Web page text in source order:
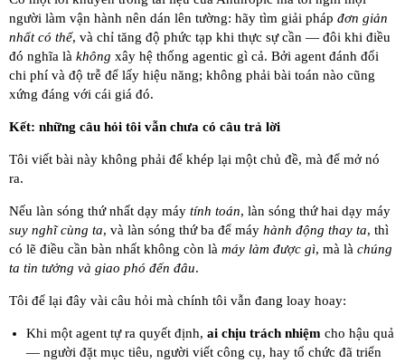
người làm vận hành nên dán lên tường: hãy tìm giải pháp đơn giản
nhất có thể, và chỉ tăng độ phức tạp khi thực sự cần — đôi khi điều
đó nghĩa là không xây hệ thống agentic gì cả. Bởi agent đánh đổi
chi phí và độ trễ để lấy hiệu năng; không phải bài toán nào cũng
xứng đáng với cái giá đó.
Kết: những câu hỏi tôi vẫn chưa có câu trả lời
Tôi viết bài này không phải để khép lại một chủ đề, mà để mở nó
ra.
Nếu làn sóng thứ nhất dạy máy tính toán, làn sóng thứ hai dạy máy
suy nghĩ cùng ta, và làn sóng thứ ba để máy hành động thay ta, thì
có lẽ điều cần bàn nhất không còn là máy làm được gì, mà là chúng
ta tin tưởng và giao phó đến đâu.
Tôi để lại đây vài câu hỏi mà chính tôi vẫn đang loay hoay:
Khi một agent tự ra quyết định, ai chịu trách nhiệmcho hậu quả
— người đặt mục tiêu, người viết công cụ, hay tổ chức đã triển